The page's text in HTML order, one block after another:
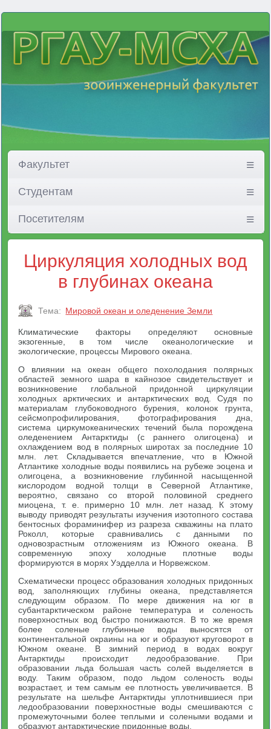
Факультет
Студентам
Посетителям
Циркуляция холодных вод
в глубинах океана
Тема: Мировой океан и оледенение Земли
Климатические факторы определяют основные
экзогенные, в том числе океанологические и
экологические, процессы Мирового океана.
О влиянии на океан общего похолодания полярных
областей земного шара в кайнозое свидетельствует и
возникновение глобальной придонной циркуляции
холодных арктических и антарктических вод. Судя по
материалам глубоководного бурения, колонок грунта,
сейсмопрофилирования, фотографирования дна,
система циркумокеанических течений была порождена
оледенением Антарктиды (с раннего олигоцена) и
охлаждением вод в полярных широтах за последние 10
млн. лет. Складывается впечатление, что в Южной
Атлантике холодные воды появились на рубеже эоцена и
олигоцена, а возникновение глубинной насыщенной
кислородом водной толщи в Северной Атлантике,
вероятно, связано со второй половиной среднего
миоцена, т. е. примерно 10 млн. лет назад. К этому
выводу приводят результаты изучения изотопного состава
бентосных фораминифер из разреза скважины на плато
Роколл, которые сравнивались с данными по
одновозрастным отложениям из Южного океана. В
современную эпоху холодные плотные воды
формируются в морях Уэдделла и Норвежском.
Схематически процесс образования холодных придонных
вод, заполняющих глубины океана, представляется
следующим образом. По мере движения на юг в
субантарктическом районе температура и соленость
поверхностных вод быстро понижаются. В то же время
более соленые глубинные воды выносятся от
континентальной окраины на юг и образуют круговорот в
Южном океане. В зимний период в водах вокруг
Антарктиды происходит ледообразование. При
образовании льда большая часть солей выделяется в
воду. Таким образом, подо льдом соленость воды
возрастает, и тем самым ее плотность увеличивается. В
результате на шельфе Антарктиды уплотнившиеся при
ледообразовании поверхностные воды смешиваются с
промежуточными более теплыми и солеными водами и
образуют антарктические придонные воды.